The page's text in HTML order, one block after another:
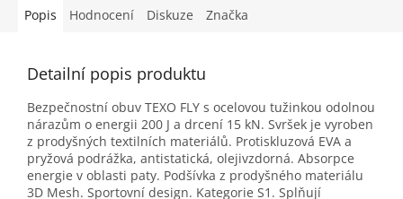
Popis Hodnocení Diskuze Značka
Detailní popis produktu
Bezpečnostní obuv TEXO FLY s ocelovou tužinkou odolnou
nárazům o energii 200 J a drcení 15 kN. Svršek je vyroben
z prodyšných textilních materiálů. Protiskluzová EVA a
pryžová podrážka, antistatická, olejivzdorná. Absorpce
energie v oblasti paty. Podšívka z prodyšného materiálu
3D Mesh. Sportovní design. Kategorie S1. Splňují